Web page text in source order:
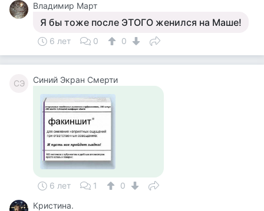
Владимир Март
Я бы тоже после ЭТОГО женился на Маше!
6 лет 0 0
СЭ Синий Экран Смерти
6 лет 1
0
Кристина.